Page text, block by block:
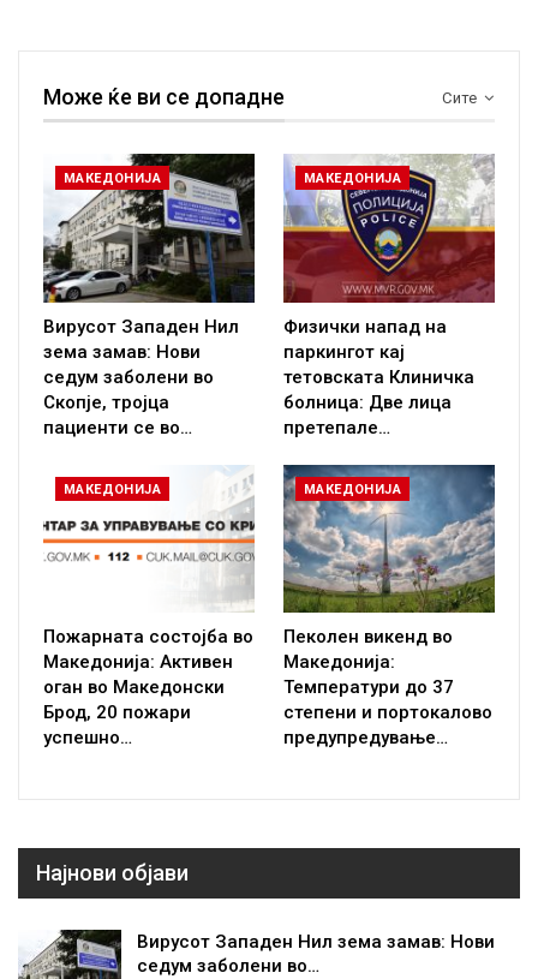
Сите
Може ќе ви се допадне
МАКЕДОНИЈА
Вирусот Западен Нил
зема замав: Нови
седум заболени во
Скопје, тројца
пациенти се во…
МАКЕДОНИЈА
Физички напад на
паркингот кај
тетовската Клиничка
болница: Две лица
претепале…
МАКЕДОНИЈА
Пожарната состојба во
Македонија: Активен
оган во Македонски
Брод, 20 пожари
успешно…
МАКЕДОНИЈА
Пеколен викенд во
Македонија:
Температури до 37
степени и портокалово
предупредување…
Најнови објави
Вирусот Западен Нил зема замав: Нови
седум заболени во…